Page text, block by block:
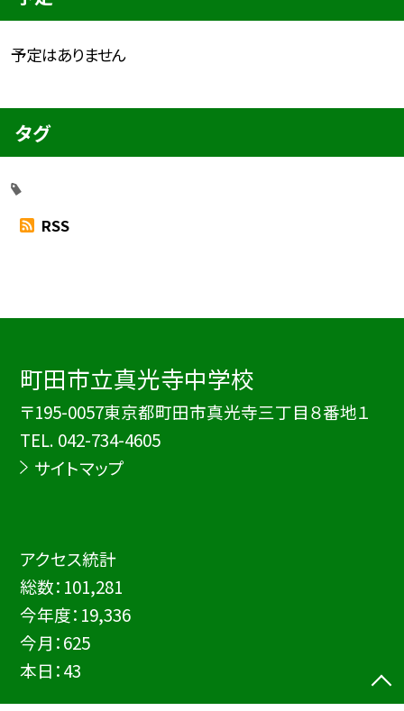
予定はありません
タグ
RSS
町田市立真光寺中学校
〒195-0057東京都町田市真光寺三丁目８番地１
TEL. 042-734-4605
サイトマップ
アクセス統計
総数： 101,281
今年度： 19,336
今月：625
本日：43